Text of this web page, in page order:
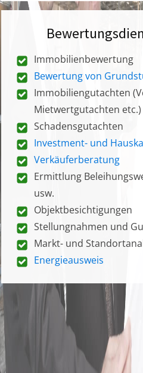
Immobilienbewertung
Bewertung von
Immobiliengutachten
Mietwertgutachten etc.)
Schadensgutachten
Investment- und
Verkäuferberatung
Ermittlung
usw.
Objektbesichtigungen
Stellungnahmen und
Markt- und
Energieausweis